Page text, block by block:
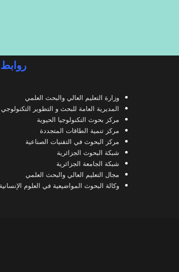
وزارة التعليم العالي والبحث العلمي
المديرية العامة للبحث و التطوير التكنولوجي
مركز بحوث التكنولوجيا الحيوية
مركز تنمية الطاقات المتجددة
مركز البحوث في التقنيات الصناعية
شبكة البحوث الجزائرية
شبكة الجامعة الجزائرية
مجال التعليم العالي والبحث العلمي
وكالة البحوث المواضيعية في العلوم